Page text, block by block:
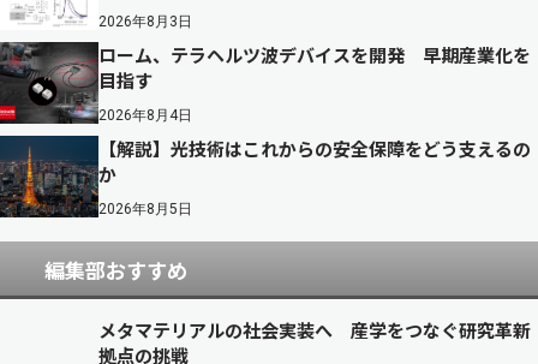
2026年8月3日
ローム、テラヘルツ波デバイスを開発 早期産業化を
目指す
2026年8月4日
【解説】光技術はこれからの安全保障をどう支えるの
か
2026年8月5日
編集部おすすめ
メタマテリアルの社会実装へ 産学をつなぐ研究革新
拠点の挑戦